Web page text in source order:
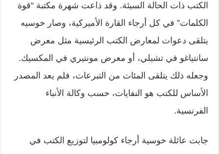
الكتب ذات الحالة السيئة. وقد ذاعت شهرة مكتبة “قوة
الكلمات” في كل أرجاء القارة الأميركية، وصار خوسيه
يتلقى دعوات لمعارض الكتب الرئيسية مثل معرض
سانتياغو في تشيلي، أو معرض مونتيري في المكسيك.
وجعله ذلك يتلقى المئات من التبرعات، فلم يعد المصدر
الأساس للكتب هو النفايات، حسب وكالة الأنباء
الفرنسية.
جابت عائلة خوسية أرجاء كولومبيا لتوزيع الكتب في